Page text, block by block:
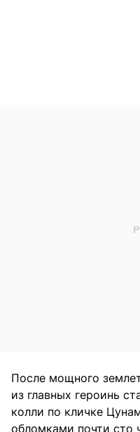
После мощного
из главных героинь
колли по кличке
обломками почти сто